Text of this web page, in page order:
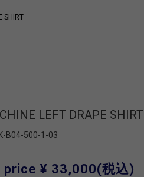
SHIRT
LEFT DRAPE SHIRT
B04-500-1-03
price ¥ 33,000(税込)